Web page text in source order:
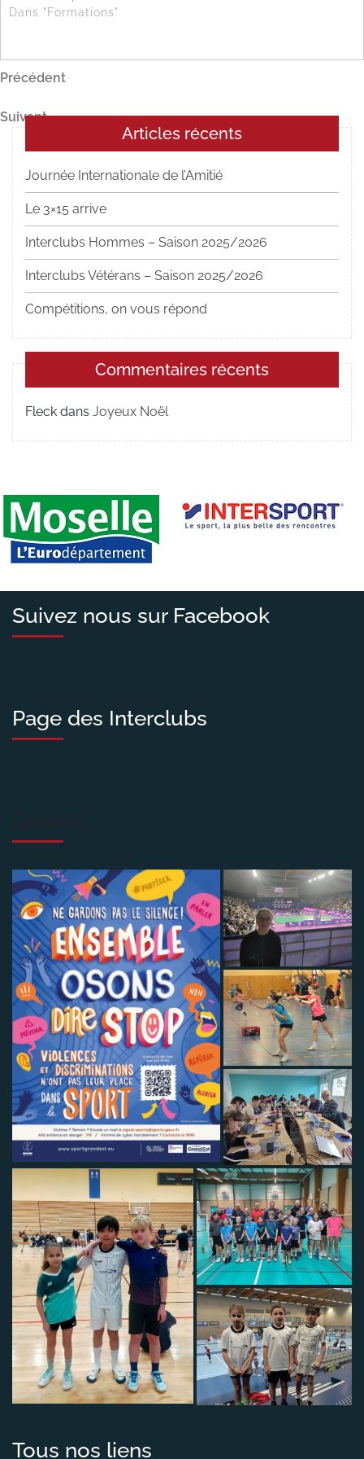
Dans "Formations"
Navigation
de
l’article
Article
Précédent
Article
suivant
Suivant
Articles récents
Journée Internationale de l’Amitié
Le 3×15 arrive
Interclubs Hommes – Saison 2025/2026
Interclubs Vétérans – Saison 2025/2026
Compétitions, on vous répond
Commentaires récents
Fleck dans Joyeux Noël
Suivez nous sur Facebook
Page des Interclubs
Tous nos liens